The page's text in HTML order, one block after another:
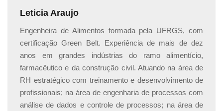
ferramentas de análise
A análise de dados é uma habilidade essencial para
orientar estratégias e otimizar o desempenho online. O
Google Analytics é uma importante ferramenta para
auxiliar nesse processo. Além dele, existem outras
ferramentas que poderão auxiliar também, dependendo
do tipo de análise a ser feita. Ao analisar dados, é
imprescindível a interpretação de métricas relevantes,
Leticia Araujo
Engenheira de Alimentos formada pela UFRGS, com
certificação Green Belt. Experiência de mais de dez
anos em grandes indústrias do ramo alimentício,
farmacêutico e da construção civil. Atuando na área de
RH estratégico com treinamento e desenvolvimento de
profissionais; na área de engenharia de processos com
análise de dados e controle de processos; na área de